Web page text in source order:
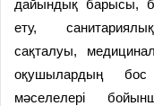
дайындық барысы,
ету,
сақталуы,
оқушылардың
мәселелері